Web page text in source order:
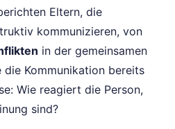
Eltern, die
kommunizieren, von
in der gemeinsamen
die Kommunikation bereits
Wie reagiert die Person,
sind?